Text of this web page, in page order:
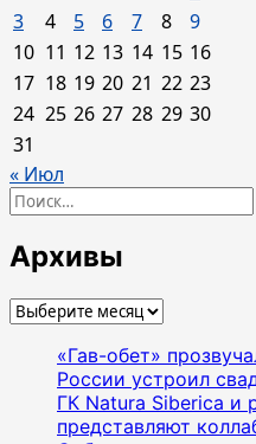
3
4 5 6 7 8
9
10 11 12 13 14 15 16
17 18 19 20 21 22 23
24 25 26 27 28 29 30
31
« Июл
Найти:
Архивы
Архивы
«Гав-обет»
России устроил
ГК Natura Siberica и
представляют